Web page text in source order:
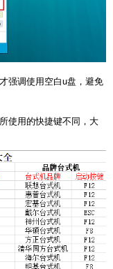
强调使用空白u盘，避免
使用的快捷键不同，大